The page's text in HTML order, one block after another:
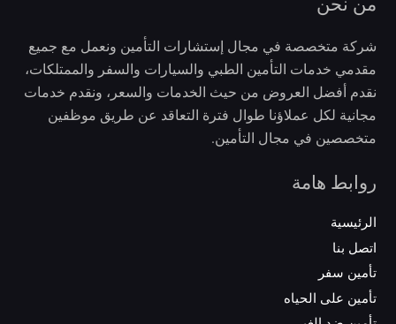
شركة متخصصة في مجال إستشارات التأمين ونعمل مع جميع
مقدمي خدمات التأمين الطبي والسيارات والسفر والممتلكات،
نقدم أفضل العروض من حيث الخدمات والسعر، ونقدم خدمات
مجانية لكل عملاؤنا طوال فترة التعاقد عن طريق موظفين
متخصصين في مجال التأمين.
روابط هامة
الرئيسية
اتصل بنا
تأمين سفر
تأمين على الحياه